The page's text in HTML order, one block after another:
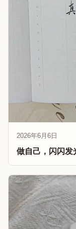
2026年6月6日
做自己，闪闪发